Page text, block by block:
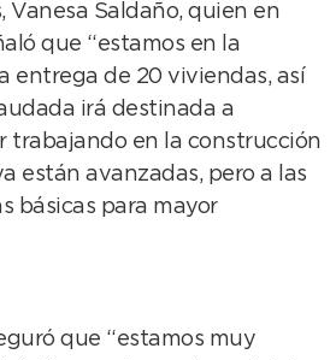
Vanesa Saldaño, quien en
que “estamos en la
entrega de 20 viviendas, así
irá destinada a
trabajando en la construcción
están avanzadas, pero a las
básicas para mayor
que “estamos muy